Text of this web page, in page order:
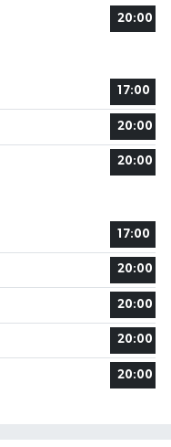
20:00
17:00
20:00
20:00
17:00
20:00
20:00
20:00
20:00